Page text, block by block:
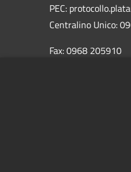
PEC:
Centralino Unico:
Fax: 0968 205910